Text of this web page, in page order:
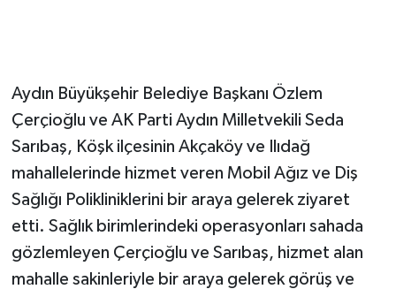
Aydın Büyükşehir Belediye Başkanı Özlem
Çerçioğlu ve AK Parti Aydın Milletvekili Seda
Sarıbaş, Köşk ilçesinin Akçaköy ve Ilıdağ
mahallelerinde hizmet veren Mobil Ağız ve Diş
Sağlığı Polikliniklerini bir araya gelerek ziyaret
etti. Sağlık birimlerindeki operasyonları sahada
gözlemleyen Çerçioğlu ve Sarıbaş, hizmet alan
mahalle sakinleriyle bir araya gelerek görüş ve